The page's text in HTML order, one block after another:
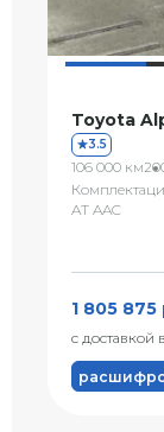
Toyota
3.5
106 000 км
AT AAC
1 805 875
с доставкой